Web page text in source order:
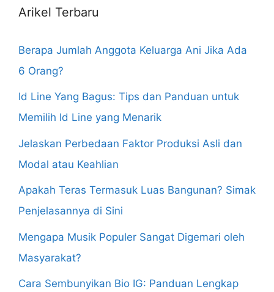
Arikel Terbaru
Berapa Jumlah Anggota Keluarga Ani Jika Ada
6 Orang?
Id Line Yang Bagus: Tips dan Panduan untuk
Memilih Id Line yang Menarik
Jelaskan Perbedaan Faktor Produksi Asli dan
Modal atau Keahlian
Apakah Teras Termasuk Luas Bangunan? Simak
Penjelasannya di Sini
Mengapa Musik Populer Sangat Digemari oleh
Masyarakat?
Cara Sembunyikan Bio IG: Panduan Lengkap